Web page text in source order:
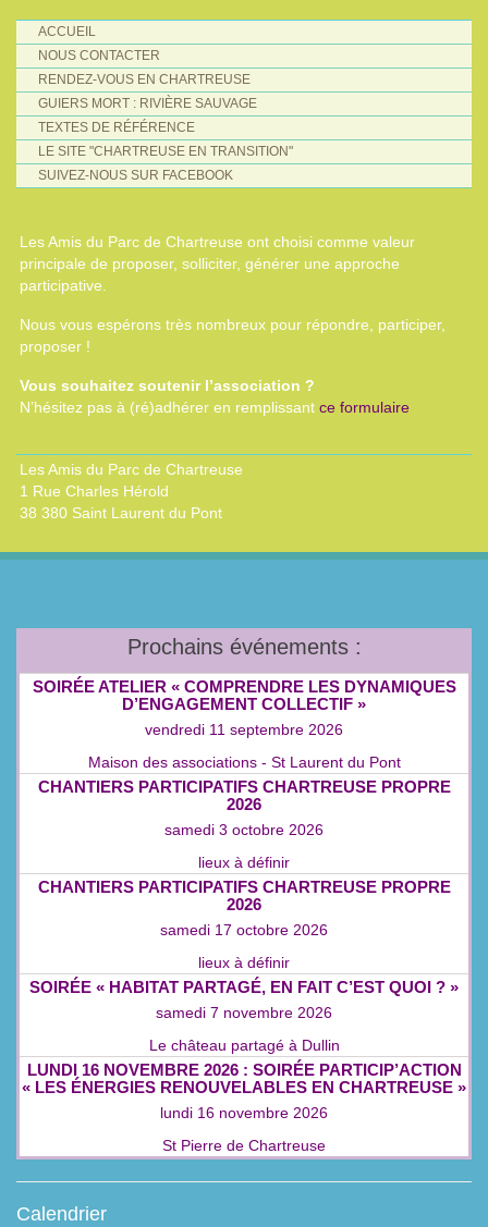
ACCUEIL
NOUS CONTACTER
RENDEZ-VOUS EN CHARTREUSE
GUIERS MORT : RIVIÈRE SAUVAGE
TEXTES DE RÉFÉRENCE
LE SITE "CHARTREUSE EN TRANSITION"
SUIVEZ-NOUS SUR FACEBOOK
Les Amis du Parc de Chartreuse ont choisi comme valeur
principale de proposer, solliciter, générer une approche
participative.
Nous vous espérons très nombreux pour répondre, participer,
proposer !
Vous souhaitez soutenir l’association ?
N’hésitez pas à (ré)adhérer en remplissant ce formulaire
Les Amis du Parc de Chartreuse
1 Rue Charles Hérold
38 380 Saint Laurent du Pont
Prochains événements :
SOIRÉE ATELIER « COMPRENDRE LES DYNAMIQUES
D’ENGAGEMENT COLLECTIF »
vendredi 11 septembre 2026
Maison des associations - St Laurent du Pont
CHANTIERS PARTICIPATIFS CHARTREUSE PROPRE
2026
samedi 3 octobre 2026
lieux à définir
CHANTIERS PARTICIPATIFS CHARTREUSE PROPRE
2026
samedi 17 octobre 2026
lieux à définir
SOIRÉE « HABITAT PARTAGÉ, EN FAIT C’EST QUOI ? »
samedi 7 novembre 2026
Le château partagé à Dullin
LUNDI 16 NOVEMBRE 2026 : SOIRÉE PARTICIP’ACTION
« LES ÉNERGIES RENOUVELABLES EN CHARTREUSE »
lundi 16 novembre 2026
St Pierre de Chartreuse
Calendrier